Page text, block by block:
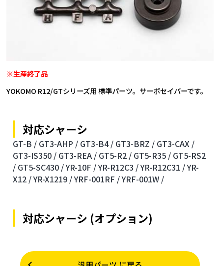
※生産終了品
YOKOMO R12/GTシリーズ用 標準パーツ。サーボセイバーです。
対応シャーシ
GT-B / GT3-AHP / GT3-B4 / GT3-BRZ / GT3-CAX /
GT3-IS350 / GT3-REA / GT5-R2 / GT5-R35 / GT5-RS2
/ GT5-SC430 /YR-10F /YR-R12C3 /YR-R12C31 /YR-
X12 /YR-X1219 /YRF-001RF /YRF-001W /
対応シャーシ (オプション)